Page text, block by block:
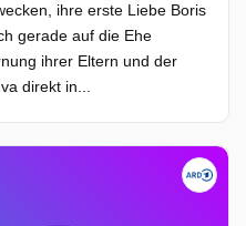
ihre erste Liebe Boris
gerade auf die Ehe
ihrer Eltern und der
direkt in...